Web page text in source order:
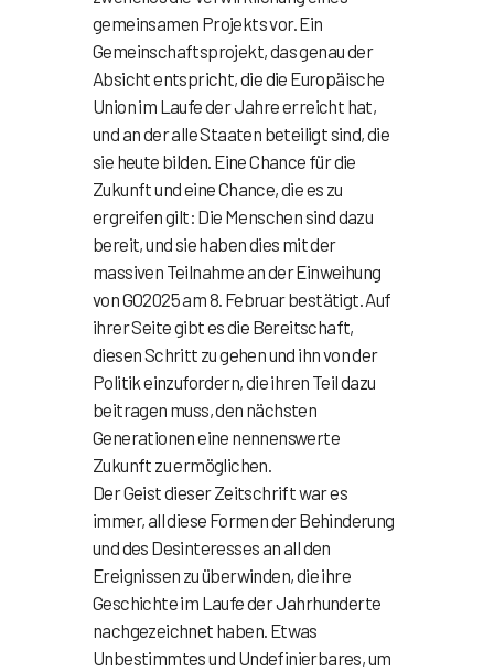
gemeinsamen Projekts vor. Ein
Gemeinschaftsprojekt, das genau der
Absicht entspricht, die die Europäische
Union im Laufe der Jahre erreicht hat,
und an der alle Staaten beteiligt sind, die
sie heute bilden. Eine Chance für die
Zukunft und eine Chance, die es zu
ergreifen gilt: Die Menschen sind dazu
bereit, und sie haben dies mit der
massiven Teilnahme an der Einweihung
von GO2025 am 8. Februar bestätigt. Auf
ihrer Seite gibt es die Bereitschaft,
diesen Schritt zu gehen und ihn von der
Politik einzufordern, die ihren Teil dazu
beitragen muss, den nächsten
Generationen eine nennenswerte
Zukunft zu ermöglichen.
Der Geist dieser Zeitschrift war es
immer, all diese Formen der Behinderung
und des Desinteresses an all den
Ereignissen zu überwinden, die ihre
Geschichte im Laufe der Jahrhunderte
nachgezeichnet haben. Etwas
Unbestimmtes und Undefinierbares, um